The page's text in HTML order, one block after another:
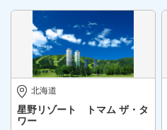
北海道
星野リゾート トマム ザ・タ
ワー